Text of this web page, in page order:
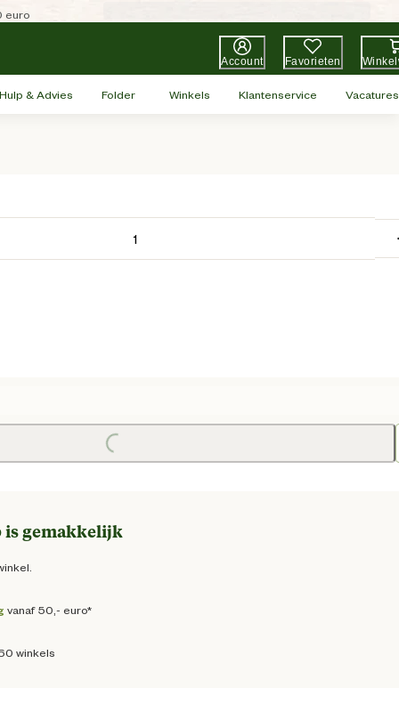
euro
Account Favorieten
Hulp & Advies Folder Winkels Klantenservice Vacatures
is gemakkelijk
vanaf 50,- euro*
winkels